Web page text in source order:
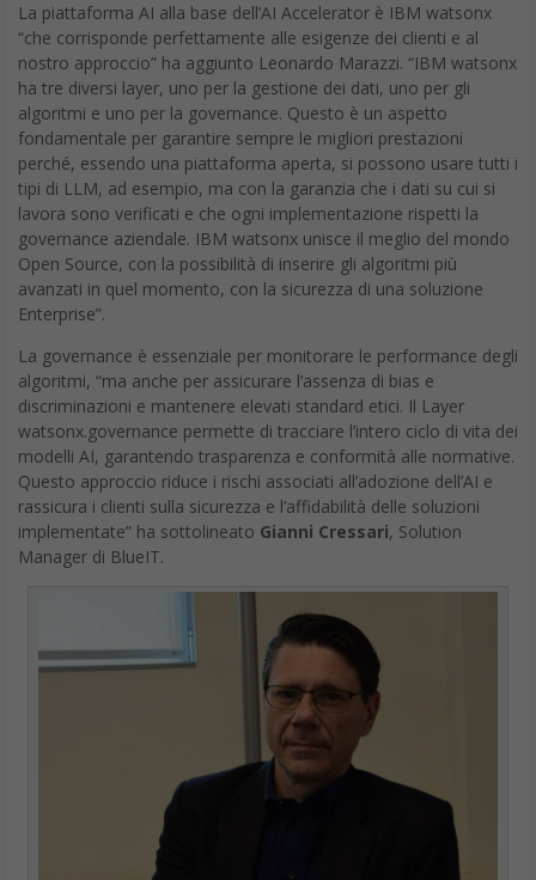
La piattaforma AI alla base dell’AI Accelerator è IBM watsonx
“che corrisponde perfettamente alle esigenze dei clienti e al
nostro approccio” ha aggiunto Leonardo Marazzi. “IBM watsonx
ha tre diversi layer, uno per la gestione dei dati, uno per gli
algoritmi e uno per la governance. Questo è un aspetto
fondamentale per garantire sempre le migliori prestazioni
perché, essendo una piattaforma aperta, si possono usare tutti i
tipi di LLM, ad esempio, ma con la garanzia che i dati su cui si
lavora sono verificati e che ogni implementazione rispetti la
governance aziendale. IBM watsonx unisce il meglio del mondo
Open Source, con la possibilità di inserire gli algoritmi più
avanzati in quel momento, con la sicurezza di una soluzione
Enterprise”.
La governance è essenziale per monitorare le performance degli
algoritmi, “ma anche per assicurare l’assenza di bias e
discriminazioni e mantenere elevati standard etici. Il Layer
watsonx.governance permette di tracciare l’intero ciclo di vita dei
modelli AI, garantendo trasparenza e conformità alle normative.
Questo approccio riduce i rischi associati all’adozione dell’AI e
rassicura i clienti sulla sicurezza e l’affidabilità delle soluzioni
implementate” ha sottolineato Gianni Cressari, Solution
Manager di BlueIT.